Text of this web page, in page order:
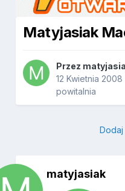
Matyjasiak
Przez
12 Kwietnia 2008
powitalnia
matyjasiak